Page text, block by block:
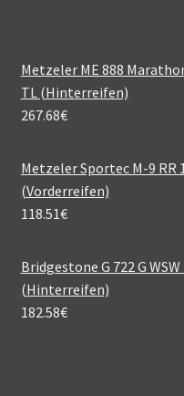
Metzeler ME 888
TL (Hinterreifen)
267.68€
Metzeler Sportec M-9 RR
(Vorderreifen)
118.51€
Bridgestone G 722 G
(Hinterreifen)
182.58€